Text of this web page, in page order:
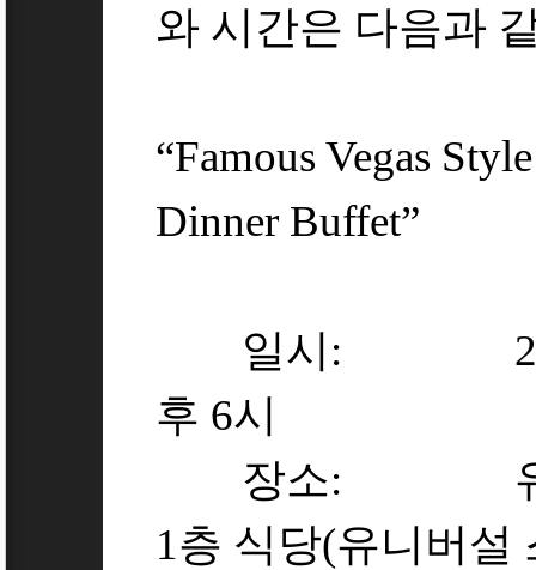
와 시간은 다음과
“Famous Vegas
Dinner Buffet”
일시: 2011
후 6시
장소: 유니버
1층 식당(유니버설